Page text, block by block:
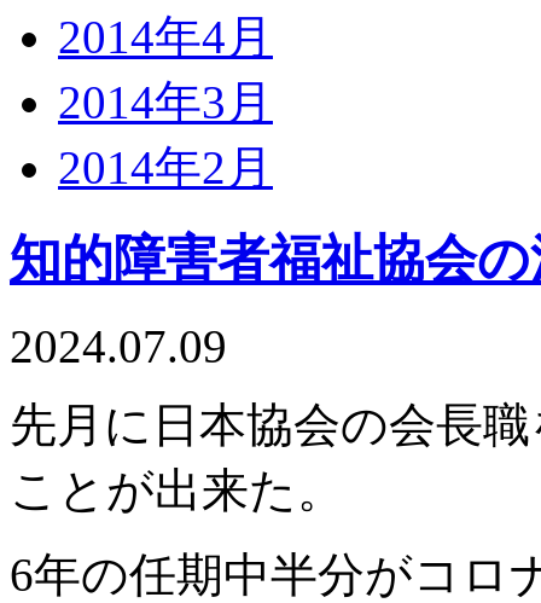
2014年4月
2014年3月
2014年2月
知的障害者福祉協会
2024.07.09
先月に日本協会の会長
ことが出来た。
6年の任期中半分がコロ